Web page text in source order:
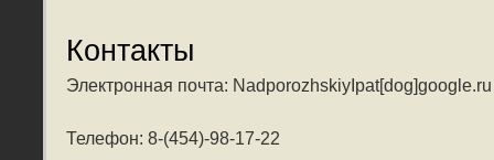
Контакты
Электронная почта: NadporozhskiyIpat[dog]google.ru
Телефон: 8-(454)-98-17-22